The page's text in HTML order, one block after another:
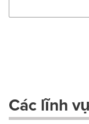
Các lĩnh